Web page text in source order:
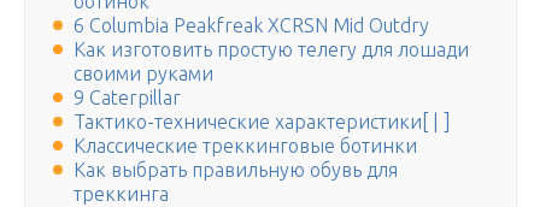
6 Columbia Peakfreak XCRSN Mid Outdry
Как изготовить простую телегу для лошади
своими руками
9 Caterpillar
Тактико-технические характеристики[ | ]
Классические треккинговые ботинки
Как выбрать правильную обувь для
треккинга